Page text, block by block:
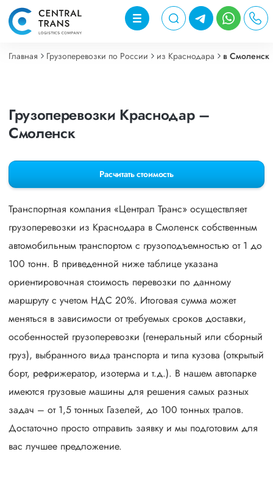
Главная Грузоперевозки по России из Краснодара в Смоленск
Грузоперевозки Краснодар –
Смоленск
Расчитать стоимость
Транспортная компания «Централ Транс» осуществляет
грузоперевозки из Краснодара в Смоленск собственным
автомобильным транспортом с грузоподъемностью от 1 до
100 тонн. В приведенной ниже таблице указана
ориентировочная стоимость перевозки по данному
маршруту с учетом НДС 20%. Итоговая сумма может
меняться в зависимости от требуемых сроков доставки,
особенностей грузоперевозки (генеральный или сборный
груз), выбранного вида транспорта и типа кузова (открытый
борт, рефрижератор, изотерма и т.д.). В нашем автопарке
имеются грузовые машины для решения самых разных
задач – от 1,5 тонных Газелей, до 100 тонных тралов.
Достаточно просто отправить заявку и мы подготовим для
вас лучшее предложение.